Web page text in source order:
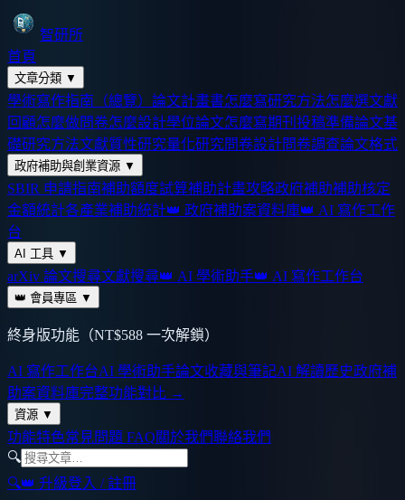
智研所
首頁
文章分類 ▼
學術寫作指南（總覽） 論文計畫書怎麼寫研究方法怎麼選文獻
回顧怎麼做問卷怎麼設計學位論文怎麼寫期刊投稿準備論文基
礎研究方法文獻質性研究量化研究問卷設計問卷調查論文格式
政府補助與創業資源 ▼
SBIR 申請指南補助額度試算補助計畫攻略政府補助補助核定
金額統計各產業補助統計👑 政府補助案資料庫👑 AI 寫作工作
台
AI 工具 ▼
arXiv 論文搜尋文獻搜尋👑 AI 學術助手👑 AI 寫作工作台
👑 會員專區 ▼
終身版功能（NT$588 一次解鎖）
AI 寫作工作台AI 學術助手論文收藏與筆記AI 解讀歷史政府補
助案資料庫完整功能對比 →
資源 ▼
功能特色常見問題 FAQ關於我們聯絡我們
🔍
🔍👑 升級登入 / 註冊